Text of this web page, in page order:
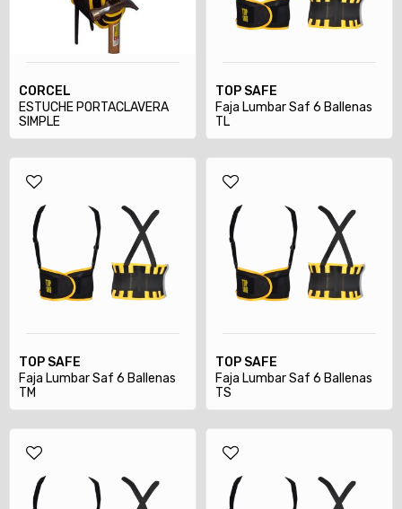
CORCEL
ESTUCHE PORTACLAVERA
SIMPLE
TOP SAFE
Faja Lumbar Saf 6 Ballenas
TL
TOP SAFE
Faja Lumbar Saf 6 Ballenas
TM
TOP SAFE
Faja Lumbar Saf 6 Ballenas
TS